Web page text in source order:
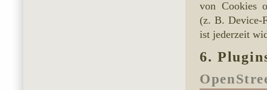
von Cookies
(z. B. Device-
ist jederzeit
6.